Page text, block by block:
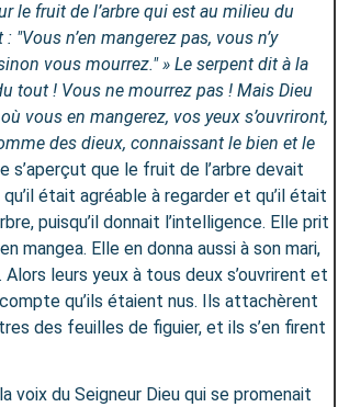
le fruit de l’arbre qui est au milieu du
"Vous n’en mangerez pas, vous n’y
vous mourrez." » Le serpent dit à la
tout ! Vous ne mourrez pas ! Mais Dieu
vous en mangerez, vos yeux s’ouvriront,
des dieux, connaissant le bien et le
s’aperçut que le fruit de l’arbre devait
était agréable à regarder et qu’il était
puisqu’il donnait l’intelligence. Elle prit
mangea. Elle en donna aussi à son mari,
Alors leurs yeux à tous deux s’ouvrirent et
qu’ils étaient nus. Ils attachèrent
des feuilles de figuier, et ils s’en firent
voix du Seigneur Dieu qui se promenait